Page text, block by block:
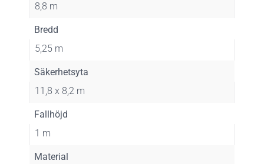
8,8 m
Bredd
5,25 m
Säkerhetsyta
11,8 x 8,2 m
Fallhöjd
1 m
Material